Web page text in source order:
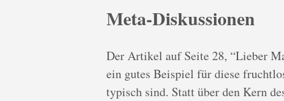
Meta-Diskussionen
Der Artikel auf Seite 28, “Lieber
ein gutes Beispiel für diese
typisch sind. Statt über den Kern